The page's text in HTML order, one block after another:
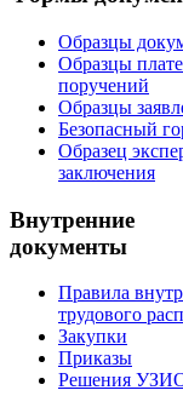
Образцы
Образцы
поручений
Образцы
Безопасный
Образец
заключения
Внутренние
документы
Правила
трудового
Закупки
Приказы
Решения